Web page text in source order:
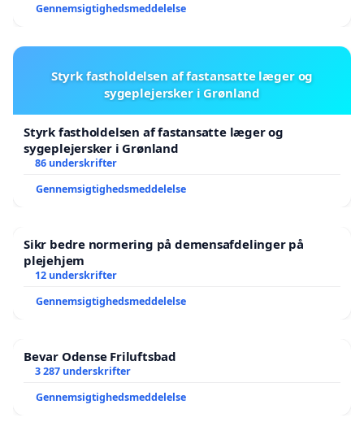
Gennemsigtighedsmeddelelse
Styrk fastholdelsen af fastansatte læger og
sygeplejersker i Grønland
Styrk fastholdelsen af fastansatte læger og
sygeplejersker i Grønland
86 underskrifter
Gennemsigtighedsmeddelelse
Sikr bedre normering på demensafdelinger på
plejehjem
12 underskrifter
Gennemsigtighedsmeddelelse
Bevar Odense Friluftsbad
3 287 underskrifter
Gennemsigtighedsmeddelelse